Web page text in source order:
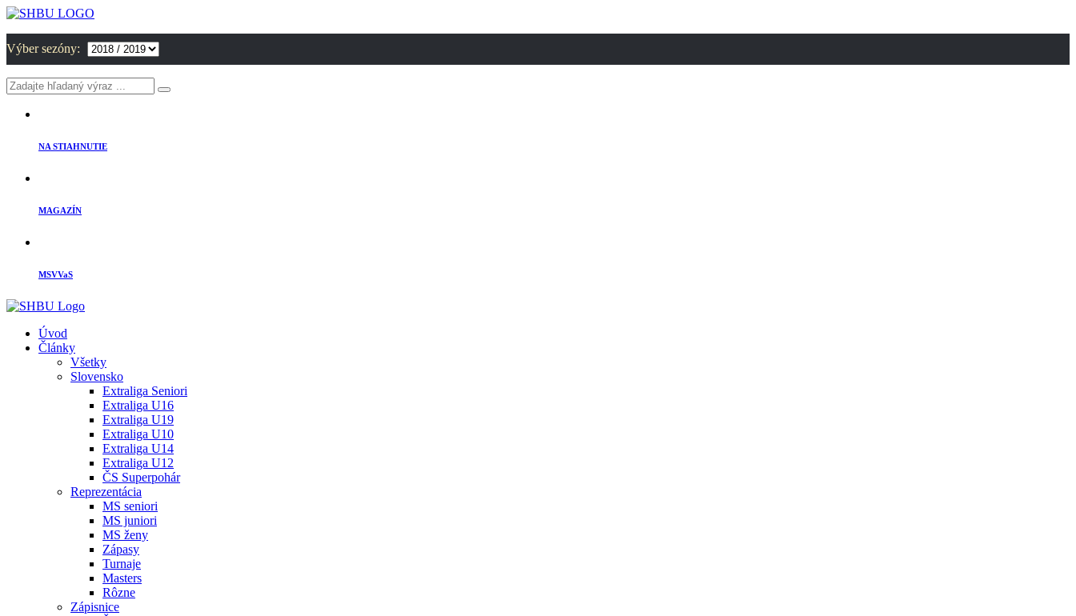
Výber sezóny:
NA STIAHNUTIE
MAGAZÍN
MSVVaS
Úvod
Články
Všetky
Slovensko
Extraliga Seniori
Extraliga U16
Extraliga U19
Extraliga U10
Extraliga U14
Extraliga U12
ČS Superpohár
Reprezentácia
MS seniori
MS juniori
MS ženy
Zápasy
Turnaje
Masters
Rôzne
Zápisnice